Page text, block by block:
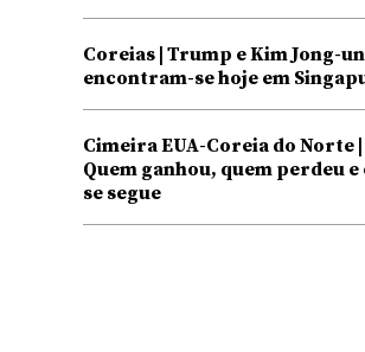
Coreias | Trump e Kim Jong-un
encontram-se hoje em
Cimeira EUA-Coreia do Norte |
Quem ganhou, quem perdeu e
se segue